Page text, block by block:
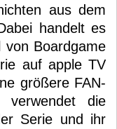
aus dem
handelt es
von Boardgame
auf apple TV
größere FAN-
verwendet die
Serie und ihr